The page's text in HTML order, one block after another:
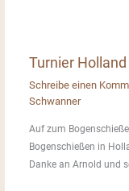
Turnier
Schreibe einen
Schwanner
Auf zum
Bogenschießen in
Danke an Arnold und